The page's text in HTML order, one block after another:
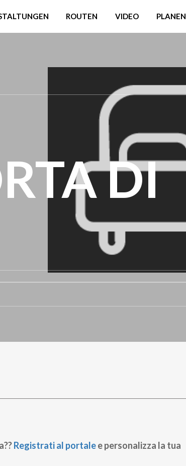
ROUTEN VIDEO PLANEN
DI
Registrati al portalee personalizza la tua